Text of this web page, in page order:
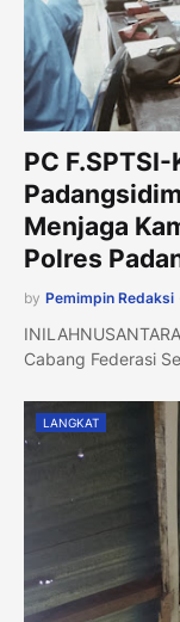
PC F.SPTSI-
Menjaga
Polres
by Pemimpin Redaksi
Cabang Federasi
LANGKAT